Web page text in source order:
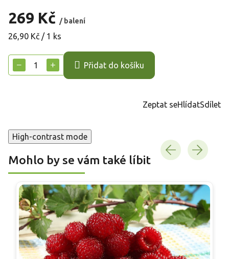
269 Kč / balení
Měrná
26,90 Kč / 1 ks
+
− Přidat do košíku
Zeptat seHlídatSdílet
High-contrast mode
Mohlo by se vám také líbit